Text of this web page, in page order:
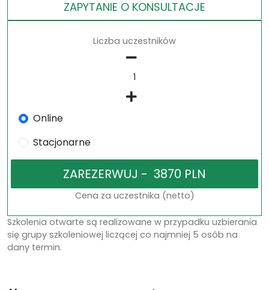
ZAPYTANIE O KONSULTACJE
Liczba uczestników
Online
Stacjonarne
Cena za uczestnika (netto)
Szkolenia otwarte są realizowane w przypadku uzbierania
się grupy szkoleniowej liczącej co najmniej 5 osób na
dany termin.